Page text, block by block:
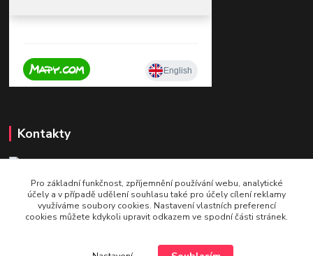
Kontakty
+420 604 921 321
v pracovní době po - pá 9 - 16
Pro základní funkčnost, zpříjemnění používání webu, analytické
účely a v případě udělení souhlasu také pro účely cílení reklamy
využíváme soubory cookies. Nastavení vlastních preferencí
cookies můžete kdykoli upravit odkazem ve spodní části stránek.